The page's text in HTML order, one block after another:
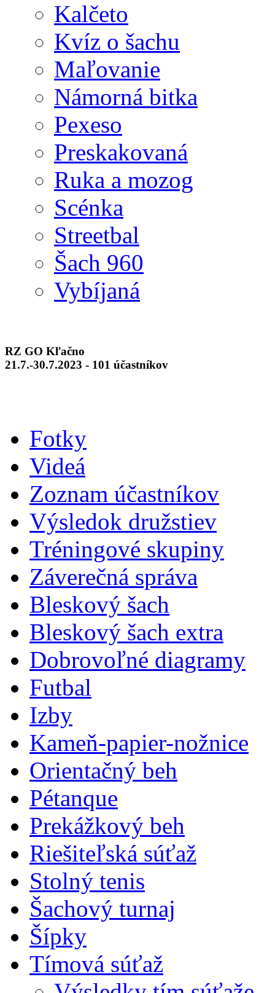
Kalčeto
Kvíz o šachu
Maľovanie
Námorná bitka
Pexeso
Preskakovaná
Ruka a mozog
Scénka
Streetbal
Šach 960
Vybíjaná
RZ GO Kľačno
21.7.-30.7.2023 - 101 účastníkov
Fotky
Videá
Zoznam účastníkov
Výsledok družstiev
Tréningové skupiny
Záverečná správa
Bleskový šach
Bleskový šach extra
Dobrovoľné diagramy
Futbal
Izby
Kameň-papier-nožnice
Orientačný beh
Pétanque
Prekážkový beh
Riešiteľská súťaž
Stolný tenis
Šachový turnaj
Šípky
Tímová súťaž